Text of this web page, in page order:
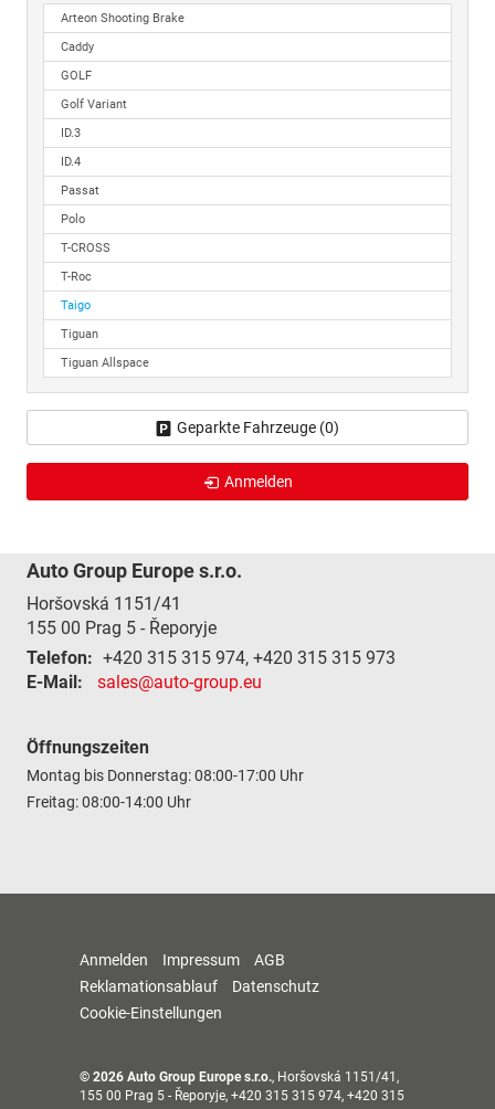
Arteon Shooting Brake
Caddy
GOLF
Golf Variant
ID.3
ID.4
Passat
Polo
T-CROSS
T-Roc
Taigo
Tiguan
Tiguan Allspace
Geparkte Fahrzeuge (0)
Anmelden
Auto Group Europe s.r.o.
Horšovská 1151/41
155 00 Prag 5 - Řeporyje
Telefon: +420 315 315 974, +420 315 315 973
E-Mail:
sales@auto-group.eu
Öffnungszeiten
Montag bis Donnerstag: 08:00-17:00 Uhr
Freitag: 08:00-14:00 Uhr
Anmelden Impressum
AGB
Reklamationsablauf
Datenschutz
Cookie-Einstellungen
© 2026 Auto Group Europe s.r.o., Horšovská 1151/41 ,
155 00 Prag 5 - Řeporyje, +420 315 315 974, +420 315